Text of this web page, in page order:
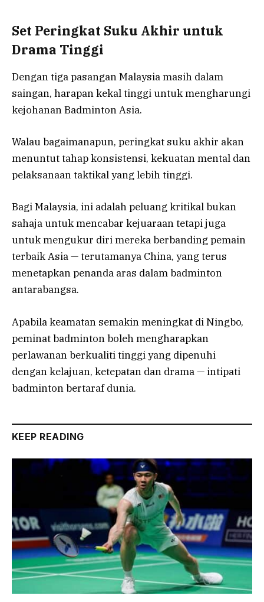
Set Peringkat Suku Akhir untuk
Drama Tinggi
Dengan tiga pasangan Malaysia masih dalam
saingan, harapan kekal tinggi untuk mengharungi
kejohanan Badminton Asia.
Walau bagaimanapun, peringkat suku akhir akan
menuntut tahap konsistensi, kekuatan mental dan
pelaksanaan taktikal yang lebih tinggi.
Bagi Malaysia, ini adalah peluang kritikal bukan
sahaja untuk mencabar kejuaraan tetapi juga
untuk mengukur diri mereka berbanding pemain
terbaik Asia — terutamanya China, yang terus
menetapkan penanda aras dalam badminton
antarabangsa.
Apabila keamatan semakin meningkat di Ningbo,
peminat badminton boleh mengharapkan
perlawanan berkualiti tinggi yang dipenuhi
dengan kelajuan, ketepatan dan drama — intipati
badminton bertaraf dunia.
KEEP READING